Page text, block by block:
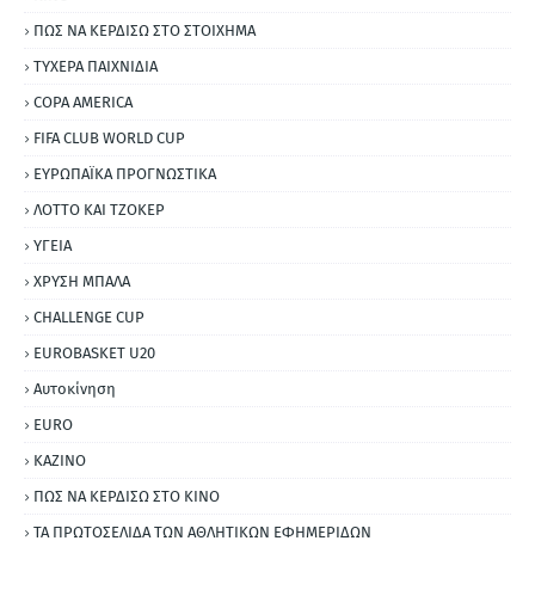
ΠΩΣ ΝΑ ΚΕΡΔΙΣΩ ΣΤΟ ΣΤΟΙΧΗΜΑ
ΤΥΧΕΡΑ ΠΑΙΧΝΙΔΙΑ
COPA AMERICA
FIFA CLUB WORLD CUP
ΕΥΡΩΠΑΪΚΑ ΠΡΟΓΝΩΣΤΙΚΑ
ΛΟΤΤΟ ΚΑΙ ΤΖΟΚΕΡ
ΥΓΕΙΑ
ΧΡΥΣΗ ΜΠΑΛΑ
CHALLENGE CUP
EUROBASKET U20
Αυτοκίνηση
ΕURO
ΚΑΖΙΝΟ
ΠΩΣ ΝΑ ΚΕΡΔΙΣΩ ΣΤΟ ΚΙΝΟ
ΤΑ ΠΡΩΤΟΣΕΛΙΔΑ ΤΩΝ ΑΘΛΗΤΙΚΩΝ ΕΦΗΜΕΡΙΔΩΝ